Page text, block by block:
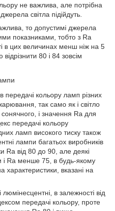
не важлива, але потрібна
світла підійдуть.
то допустимі джерела
показниками, тобто з Ra
в цих величинах менш ніж на 5
80 і 84 зовсім
передачі кольору ламп різних
так само як і світло
і значення Ra для
передачі кольору
ламп високого тиску також
лампи багатьох виробників
Ra від 80 до 90, але деякі
і Ra менше 75, в будь-якому
характеристики, вказані на
в залежності від
передачі кольору, проте